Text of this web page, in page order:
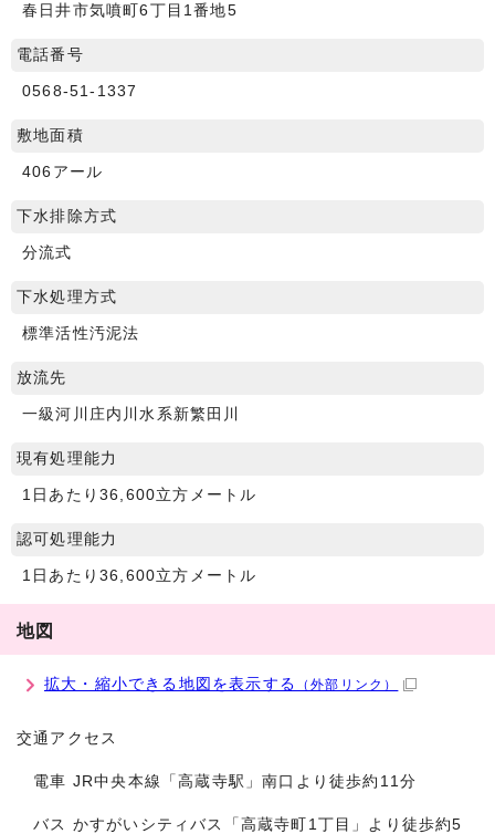
春日井市気噴町6丁目1番地5
電話番号
0568-51-1337
敷地面積
406アール
下水排除方式
分流式
下水処理方式
標準活性汚泥法
放流先
一級河川庄内川水系新繁田川
現有処理能力
1日あたり36,600立方メートル
認可処理能力
1日あたり36,600立方メートル
地図
拡大・縮小できる地図を表示する （外部リンク）
交通アクセス
電車 JR中央本線「高蔵寺駅」南口より徒歩約11分
バス かすがいシティバス「高蔵寺町1丁目」より徒歩約5